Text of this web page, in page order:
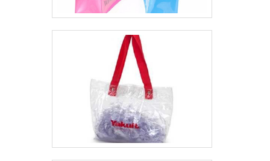
qualidade e excelente custo-benefício,
pequenos detalhes, mas de grande valia para
saber a procedência e seriedade da
empresa.Esses e outros motivos são a
razão pela qual a Planeta Ecobag é
comprometida com os serviços quando
tratamos do segmento de confecção de
sacolas ecológicas, ecobags e necessaires
personalizadas. O foco é entregar a
tecnologia e desenvolvimento no que gera